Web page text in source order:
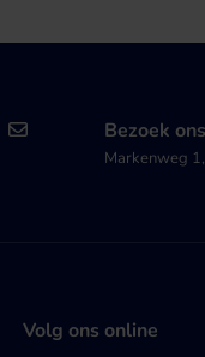
Bezoek ons
Markenweg
Volg ons online